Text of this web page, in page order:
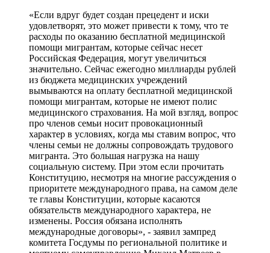
«Если вдруг будет создан прецедент и иски
удовлетворят, это может привести к тому, что те
расходы по оказанию бесплатной медицинской
помощи мигрантам, которые сейчас несет
Российская Федерация, могут увеличиться
значительно. Сейчас ежегодно миллиарды рублей
из бюджета медицинских учреждений
вымываются на оплату бесплатной медицинской
помощи мигрантам, которые не имеют полис
медицинского страхования. На мой взгляд, вопрос
про членов семьи носит провокационный
характер в условиях, когда мы ставим вопрос, что
члены семьи не должны сопровождать трудового
мигранта. Это большая нагрузка на нашу
социальную систему. При этом если прочитать
Конституцию, несмотря на многие рассуждения о
приоритете международного права, на самом деле
те главы Конституции, которые касаются
обязательств международного характера, не
изменены. Россия обязана исполнять
международные договоры», - заявил зампред
комитета Госдумы по региональной политике и